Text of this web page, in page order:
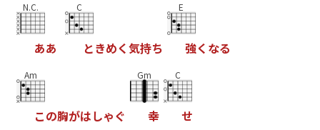
N.C.
ああ
C
ときめく気持ち
E
強く なる
Am
この胸がはしゃぐ
Gm
幸
C
せ